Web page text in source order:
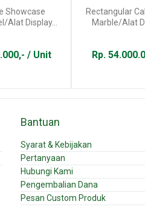
Showcase
Alat Display...
/ Unit
Rectangular
Marble/Alat
Rp.
Bantuan
Syarat & Kebijakan
Pertanyaan
Hubungi Kami
Pengembalian Dana
Pesan Custom Produk